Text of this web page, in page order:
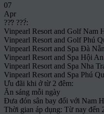
07
Apr
??̛? ???́:
Vinpearl Resort and Golf Nam
Vinpearl Resort and Golf Phú
Vinpearl Resort and Spa Đà
Vinpearl Resort and Spa Hội
Vinpearl Resort and Spa Nha
Vinpearl Resort and Spa Phú
Ưu đãi khi ở từ 2 đêm:
Ăn sáng mỗi ngày
Đưa đón sân bay đối với Nam
Thời gian áp dụng: Từ nay đến